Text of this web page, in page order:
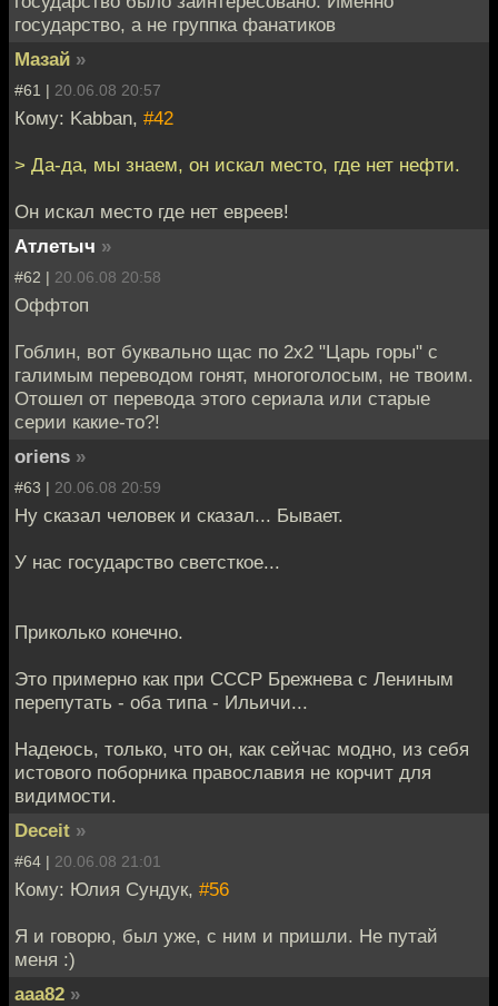
государство, а не группка фанатиков
Мазай »
#61 | 20.06.08 20:57
Кому: Kabban, #42
> Да-да, мы знаем, он искал место, где нет нефти.
Он искал место где нет евреев!
Атлетыч »
#62 | 20.06.08 20:58
Оффтоп
Гоблин, вот буквально щас по 2х2 "Царь горы" с
галимым переводом гонят, многоголосым, не твоим.
Отошел от перевода этого сериала или старые
серии какие-то?!
oriens »
#63 | 20.06.08 20:59
Ну сказал человек и сказал... Бывает.
У нас государство светсткое...
Приколько конечно.
Это примерно как при СССР Брежнева с Лениным
перепутать - оба типа - Ильичи...
Надеюсь, только, что он, как сейчас модно, из себя
истового поборника православия не корчит для
видимости.
Deceit »
#64 | 20.06.08 21:01
Кому: Юлия Сундук, #56
Я и говорю, был уже, с ним и пришли. Не путай
меня :)
aaa82 »